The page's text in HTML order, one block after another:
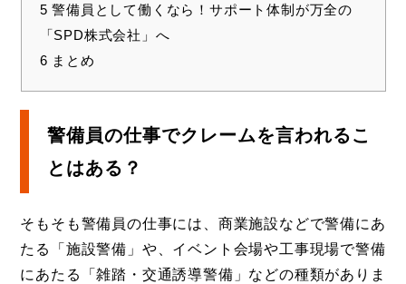
5 警備員として働くなら！サポート体制が万全の
「SPD株式会社」へ
6 まとめ
警備員の仕事でクレームを言われるこ
とはある？
そもそも警備員の仕事には、商業施設などで警備にあ
たる「施設警備」や、イベント会場や工事現場で警備
にあたる「雑踏・交通誘導警備」などの種類がありま